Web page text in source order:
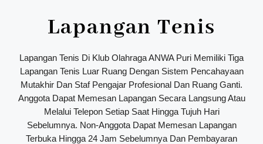
Lapangan Tenis
Lapangan Tenis Di Klub Olahraga ANWA Puri Memiliki Tiga
Lapangan Tenis Luar Ruang Dengan Sistem Pencahayaan
Mutakhir Dan Staf Pengajar Profesional Dan Ruang Ganti.
Anggota Dapat Memesan Lapangan Secara Langsung Atau
Melalui Telepon Setiap Saat Hingga Tujuh Hari
Sebelumnya. Non-Anggota Dapat Memesan Lapangan
Terbuka Hingga 24 Jam Sebelumnya Dan Pembayaran